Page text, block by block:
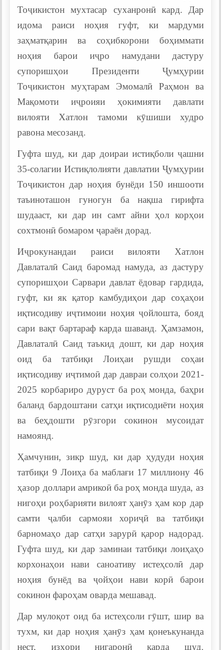
Тоҷикистон мухтасар суханронӣ кард. Дар
идома раиси ноҳия гуфт, ки мардуми
заҳматқарин ва соҳибкорони боҳиммати
ноҳия барои иҷро намудани дастуру
супоришҳои Президенти Ҷумҳурии
Тоҷикистон муҳтарам Эмомалӣ Раҳмон ва
Мақомоти иҷроияи ҳокимияти давлати
вилояти Хатлон тамоми кӯшиши худро
равона месозанд.
Гуфта шуд, ки дар доираи истиқболи ҷашни
35-солагии Истиқлолияти давлатии Ҷумҳурии
Тоҷикистон дар ноҳия бунёди 150 иншооти
таъиноташон гуногун ба нақша гирифта
шудааст, ки дар ин самт айни ҳол корҳои
сохтмонӣ бомаром ҷараён дорад.
Иҷрокунандаи раиси вилояти Хатлон
Давлаталӣ Саид баромад намуда, аз дастуру
супоришҳои Сарвари давлат ёдовар гардида,
гуфт, ки як қатор камбудиҳои дар соҳаҳои
иқтисодиву иҷтимоии ноҳия ҷойлошта, бояд
сари вақт бартараф карда шаванд. Ҳамзамон,
Давлаталӣ Саид таъкид дошт, ки дар ноҳия
оид ба татбиқи Лоиҳаи рушди соҳаи
иқтисодиву иҷтимоӣ дар давраи солҳои 2021-
2025 корбариро дуруст ба роҳ монда, баҳри
баланд бардоштани сатҳи иқтисодиёти ноҳия
ва беҳдошти рӯзгори сокинон мусоидат
намоянд.
Ҳамчунин, зикр шуд, ки дар ҳудуди ноҳия
татбиқи 9 Лоиҳа ба маблағи 17 миллиону 46
ҳазор доллари амрикоӣ ба роҳ монда шуда, аз
нигоҳи роҳбарияти вилоят ҳанӯз ҳам кор дар
самти ҷалби сармояи хориҷӣ ва татбиқи
барномаҳо дар сатҳи зарурӣ қарор надорад.
Гуфта шуд, ки дар заминаи татбиқи лоиҳаҳо
корхонаҳои нави саноативу истеҳсолӣ дар
ноҳия бунёд ва ҷойҳои нави корӣ барои
сокинон фароҳам оварда мешавад.
Дар мулоқот оид ба истеҳсоли гӯшт, шир ва
тухм, ки дар ноҳия ҳанӯз ҳам қонеъкунанда
нест, изҳори нигаронӣ карда шуд.